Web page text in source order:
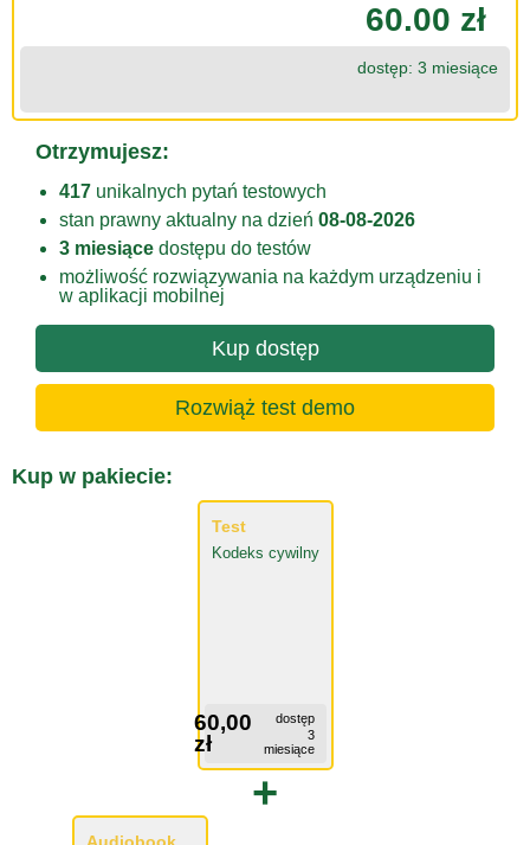
60.00 zł
dostęp: 3 miesiące
Otrzymujesz:
417 unikalnych pytań testowych
stan prawny aktualny na dzień 08-08-2026
3 miesiące dostępu do testów
możliwość rozwiązywania na każdym urządzeniu i
w aplikacji mobilnej
Kup dostęp
Rozwiąż test demo
Kup w pakiecie:
Test
Kodeks cywilny
60,00
zł
dostęp
3
miesiące
+